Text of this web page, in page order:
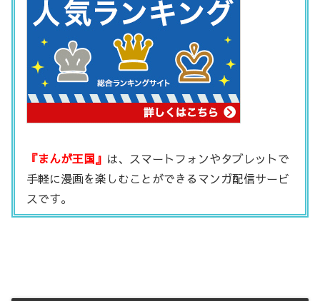
『まんが王国』 は、スマートフォンやタブレットで
手軽に漫画を楽しむことができるマンガ配信サービ
スです。